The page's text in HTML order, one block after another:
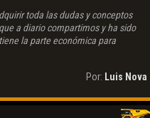
toda las dudas y conceptos
a diario compartimos y ha sido
la parte económica para
Por: Luis Nova